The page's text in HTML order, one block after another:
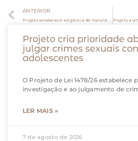
ANTERIOR
Projeto cria prioridade
julgar crimes sexuais
adolescentes
O Projeto de Lei 1478/26 estabelece
investigação e ao julgamento de
LER MAIS »
7 de agosto de 2026